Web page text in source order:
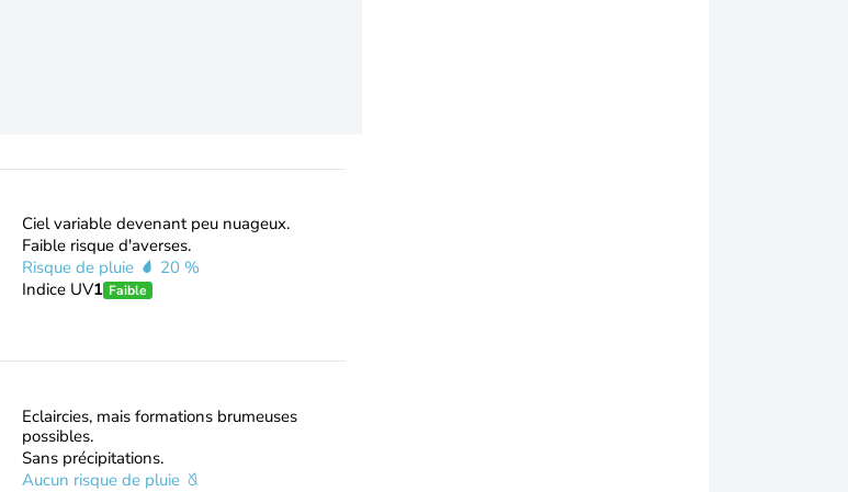
Ciel variable devenant peu nuageux.
Faible risque d'averses.
Risque de pluie
20 %
Indice UV1 Faible
Eclaircies, mais formations brumeuses
possibles.
Sans précipitations.
Aucun risque de pluie